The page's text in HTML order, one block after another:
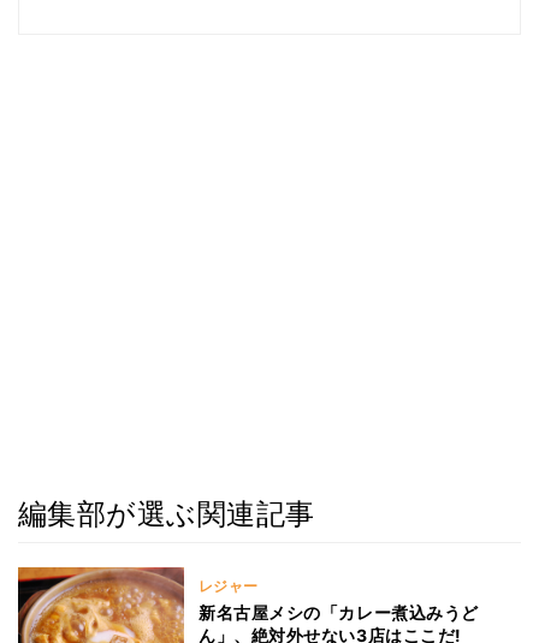
編集部が選ぶ関連記事
レジャー
新名古屋メシの「カレー煮込みうど
ん」、絶対外せない3店はここだ!